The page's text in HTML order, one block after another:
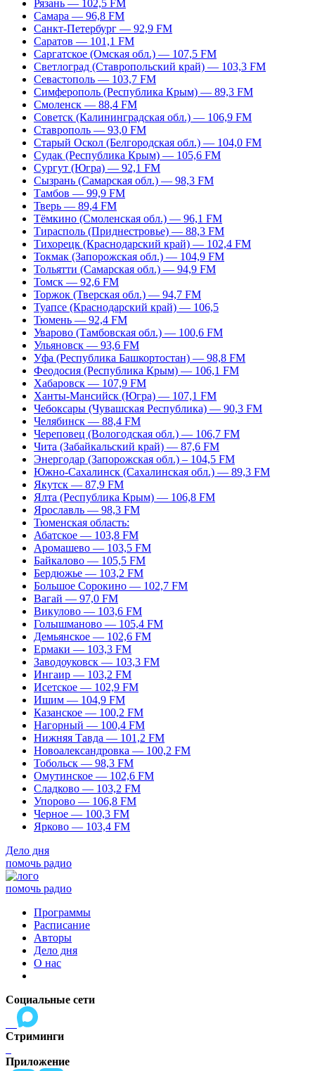
Рязань — 102,5 FM
Самара — 96,8 FM
Санкт-Петербург — 92,9 FM
Саратов — 101,1 FM
Саргатское (Омская обл.) — 107,5 FM
Светлоград (Ставропольский край) — 103,3 FM
Севастополь — 103,7 FM
Симферополь (Республика Крым) — 89,3 FM
Смоленск — 88,4 FM
Советск (Калининградская обл.) — 106,9 FM
Ставрополь — 93,0 FM
Старый Оскол (Белгородская обл.) — 104,0 FM
Судак (Республика Крым) — 105,6 FM
Сургут (Югра) — 92,1 FM
Сызрань (Самарская обл.) — 98,3 FM
Тамбов — 99,9 FM
Тверь — 89,4 FM
Тёмкино (Смоленская обл.) — 96,1 FM
Тирасполь (Приднестровье) — 88,3 FM
Тихорецк (Краснодарский край) — 102,4 FM
Токмак (Запорожская обл.) — 104,9 FM
Тольятти (Самарская обл.) — 94,9 FM
Томск — 92,6 FM
Торжок (Тверская обл.) — 94,7 FM
Туапсе (Краснодарский край) — 106,5
Тюмень — 92,4 FM
Уварово (Тамбовская обл.) — 100,6 FM
Ульяновск — 93,6 FM
Уфа (Республика Башкортостан) — 98,8 FM
Феодосия (Республика Крым) — 106,1 FM
Хабаровск — 107,9 FM
Ханты-Мансийск (Югра) — 107,1 FM
Чебоксары (Чувашская Республика) — 90,3 FM
Челябинск — 88,4 FM
Череповец (Вологодская обл.) — 106,7 FM
Чита (Забайкальский край) — 87,6 FM
Энергодар (Запорожская обл.) – 104,5 FM
Южно-Сахалинск (Сахалинская обл.) — 89,3 FM
Якутск — 87,9 FM
Ялта (Республика Крым) — 106,8 FM
Ярославль — 98,3 FM
Тюменская область:
Абатское — 103,8 FM
Аромашево — 103,5 FM
Байкалово — 105,5 FM
Бердюжье — 103,2 FM
Большое Сорокино — 102,7 FM
Вагай — 97,0 FM
Викулово — 103,6 FM
Голышманово — 105,4 FM
Демьянское — 102,6 FM
Ермаки — 103,3 FM
Заводоуковск — 103,3 FM
Ингаир — 103,2 FM
Исетское — 102,9 FM
Ишим — 104,9 FM
Казанское — 100,2 FM
Нагорный — 100,4 FM
Нижняя Тавда — 101,2 FM
Новоалександровка — 100,2 FM
Тобольск — 98,3 FM
Омутинское — 102,6 FM
Сладково — 103,2 FM
Упорово — 106,8 FM
Черное — 100,3 FM
Ярково — 103,4 FM
Дело дня
помочь радио
помочь радио
Программы
Расписание
Авторы
Дело дня
О нас
Социальные сети
Стриминги
Приложение